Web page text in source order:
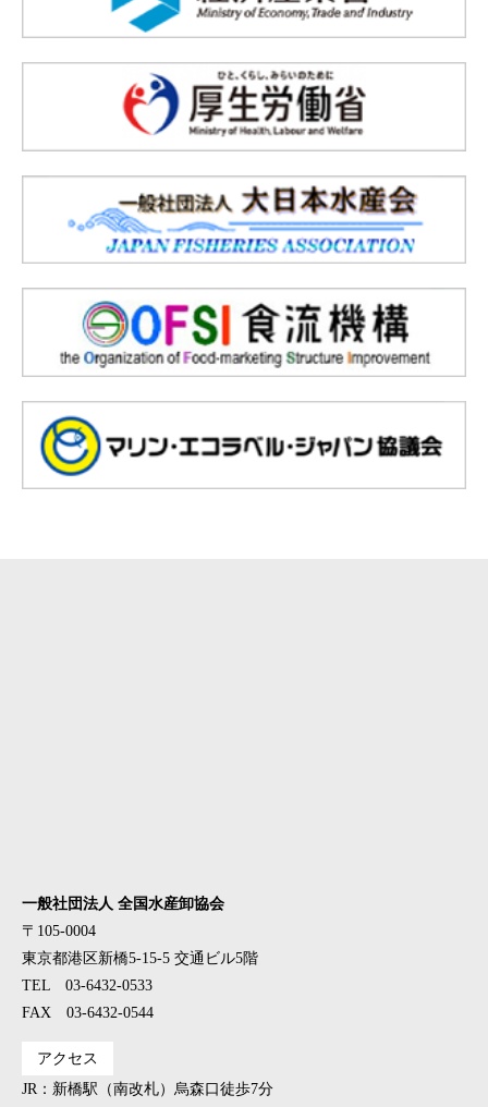
一般社団法人 全国水産卸協会
〒105-0004
東京都港区新橋5-15-5 交通ビル5階
TEL 03-6432-0533
FAX 03-6432-0544
アクセス
JR：新橋駅（南改札）烏森口徒歩7分